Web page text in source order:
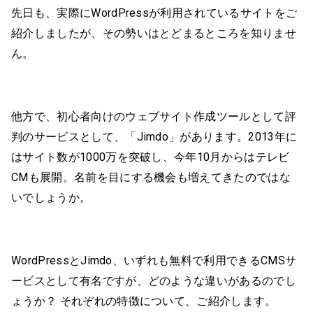
先日も、実際にWordPressが利用されているサイトをご
紹介しましたが、その勢いはとどまるところを知りませ
ん。
他方で、初心者向けのウェブサイト作成ツールとして評
判のサービスとして、「Jimdo」があります。2013年に
はサイト数が1000万を突破し、今年10月からはテレビ
CMも展開。名前を目にする機会も増えてきたのではな
いでしょうか。
WordPressとJimdo、いずれも無料で利用できるCMSサ
ービスとして有名ですが、どのような違いがあるのでし
ょうか？ それぞれの特徴について、ご紹介します。